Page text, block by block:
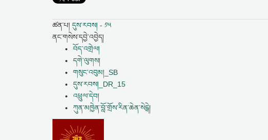
ཚན་པ། དུས་རབས། - ༡༥
ནང་གསེས་དབྱེ་འབྱེད།
བོད་འགྲེལ།
དགེ་ལུགས།
གསུང་འབུམ།_SB
དུས་རབས།_DR_15
འཕྲུལ་དེབ།
ཀུན་མཁྱེན་བློ་གྲོས་རིན་ཆེན་སེངྒེ།